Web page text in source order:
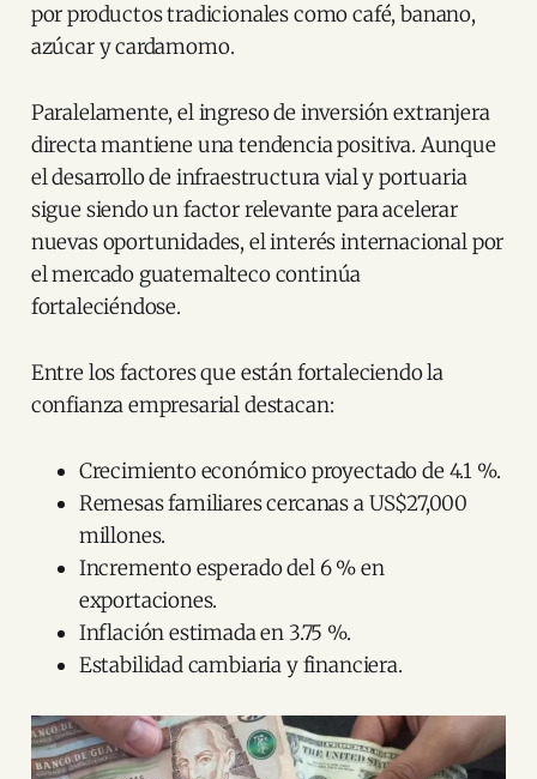
por productos tradicionales como café, banano,
azúcar y cardamomo.
Paralelamente, el ingreso de inversión extranjera
directa mantiene una tendencia positiva. Aunque
el desarrollo de infraestructura vial y portuaria
sigue siendo un factor relevante para acelerar
nuevas oportunidades, el interés internacional por
el mercado guatemalteco continúa
fortaleciéndose.
Entre los factores que están fortaleciendo la
confianza empresarial destacan:
Crecimiento económico proyectado de 4.1 %.
Remesas familiares cercanas a US$27,000
millones.
Incremento esperado del 6 % en
exportaciones.
Inflación estimada en 3.75 %.
Estabilidad cambiaria y financiera.